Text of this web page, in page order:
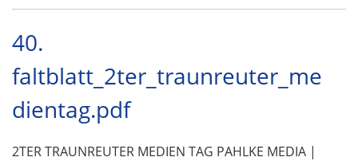
40.
faltblatt_2ter_traunreuter_me
dientag.pdf
2TER TRAUNREUTER MEDIEN TAG PAHLKE MEDIA |